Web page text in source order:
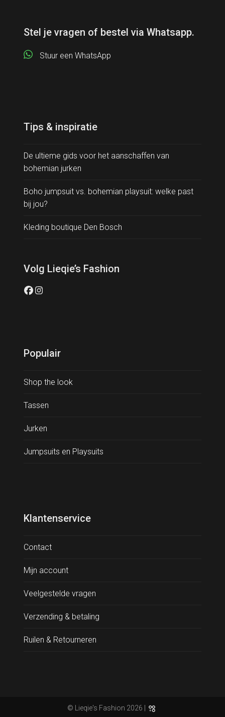
Stel je vragen of bestel via Whatsapp.
Stuur een WhatsApp
Tips & inspiratie
De ultieme gids voor het aanschaffen van
bohemian jurken
Boho jumpsuit vs. bohemian playsuit: welke past
bij jou?
Kleding boutique Den Bosch
Volg Lieqie’s Fashion
Facebook
Instagram
Populair
Shop the look
Tassen
Jurken
Jumpsuits en Playsuits
Klantenservice
Contact
Mijn account
Veelgestelde vragen
Verzending & betaling
Ruilen & Retourneren
© Lieqie's Fashion 2026 |